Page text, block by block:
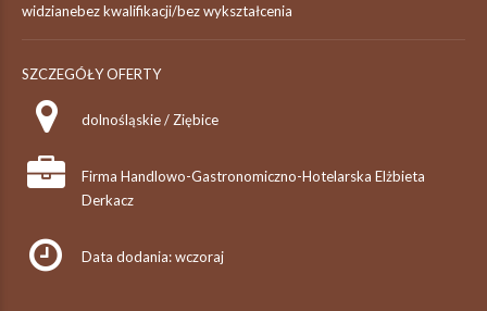
widzianebez kwalifikacji/bez wykształcenia
SZCZEGÓŁY OFERTY
dolnośląskie / Ziębice
Firma Handlowo-Gastronomiczno-Hotelarska Elżbieta
Derkacz
Data dodania: wczoraj